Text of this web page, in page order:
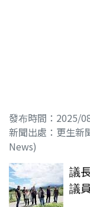
發布時間：2025/
新聞出處：更生新
News)
議
議